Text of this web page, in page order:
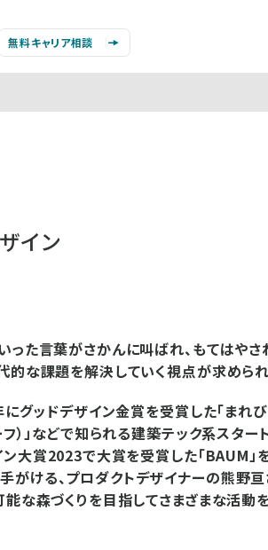
無料キャリア相談
イン
った言葉がさかんに叫ばれ、もてはや
的な課題を解決していく視点が求められ
グッドデザイン金賞を受賞した「まれ
）」などで知られる建築テック系スタ
大賞2023で大賞を受賞した「BAUM」
ける、プロダクトデザイナーの熊野亘
能な森づくりを目指してさまざまな活